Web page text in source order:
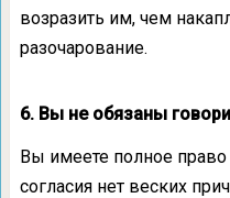
возразить им, чем
разочарование.
6. Вы не обязаны
Вы имеете полное право
согласия нет веских